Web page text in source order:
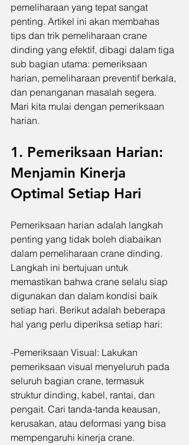
pemeliharaan yang tepat sangat
penting. Artikel ini akan membahas
tips dan trik pemeliharaan crane
dinding yang efektif, dibagi dalam tiga
sub bagian utama: pemeriksaan
harian, pemeliharaan preventif berkala,
dan penanganan masalah segera.
Mari kita mulai dengan pemeriksaan
harian.
1. Pemeriksaan Harian:
Menjamin Kinerja
Optimal Setiap Hari
Pemeriksaan harian adalah langkah
penting yang tidak boleh diabaikan
dalam pemeliharaan crane dinding.
Langkah ini bertujuan untuk
memastikan bahwa crane selalu siap
digunakan dan dalam kondisi baik
setiap hari. Berikut adalah beberapa
hal yang perlu diperiksa setiap hari:
-Pemeriksaan Visual: Lakukan
pemeriksaan visual menyeluruh pada
seluruh bagian crane, termasuk
struktur dinding, kabel, rantai, dan
pengait. Cari tanda-tanda keausan,
kerusakan, atau deformasi yang bisa
mempengaruhi kinerja crane.